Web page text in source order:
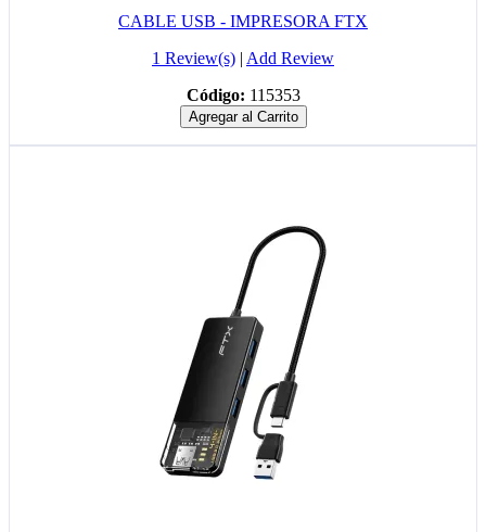
CABLE USB - IMPRESORA FTX
1 Review(s) | Add Review
Código: 115353
Agregar al Carrito